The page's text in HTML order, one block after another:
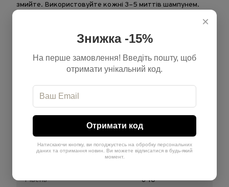
змийте. Використовуйте кожні 3–5 миттів шампунем.
Тонуй. Доглядай. Повертай блиск
Бренд
200 мл
Країна-виробник Італія
Рівень 6-10
×
Знижка -15%
На перше замовлення! Введіть пошту, щоб
отримати унікальний код.
Отримати код
Натискаючи кнопку, ви погоджуєтесь на обробку персональних
даних та отримання новин. Ви можете відписатися в будь-який
момент.